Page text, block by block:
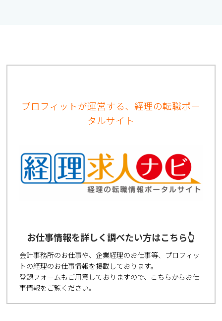
プロフィットが運営する、経理の転職ポー
タルサイト
お仕事情報を詳しく調べたい方はこちら👆
会計事務所のお仕事や、企業経理のお仕事等、プロフィッ
トの経理のお仕事情報を掲載しております。
登録フォームもご用意しておりますので、こちらからお仕
事情報をご覧ください。